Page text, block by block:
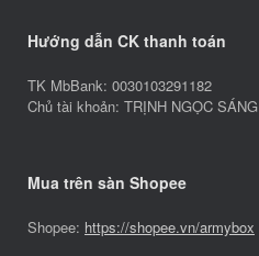
Hướng dẫn CK thanh toán
TK MbBank: 0030103291182
Chủ tài khoản: TRỊNH NGỌC SÁNG
Mua trên sàn Shopee
Shopee: https://shopee.vn/armybox